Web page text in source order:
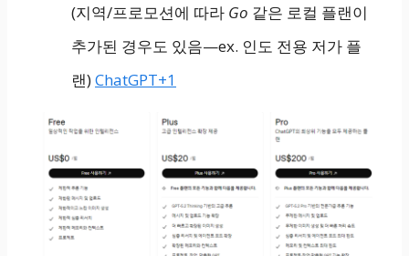
(지역/프로모션에 따라 Go 같은 로컬 플랜이
추가된 경우도 있음—ex. 인도 전용 저가 플
랜)ChatGPT+1